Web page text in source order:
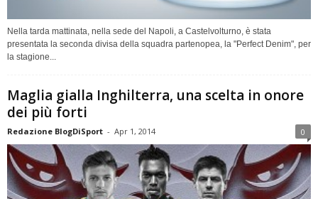
Nella tarda mattinata, nella sede del Napoli, a Castelvolturno, è stata
presentata la seconda divisa della squadra partenopea, la "Perfect Denim", per
la stagione...
Maglia gialla Inghilterra, una scelta in onore
dei più forti
Redazione BlogDiSport - Apr 1, 2014 0